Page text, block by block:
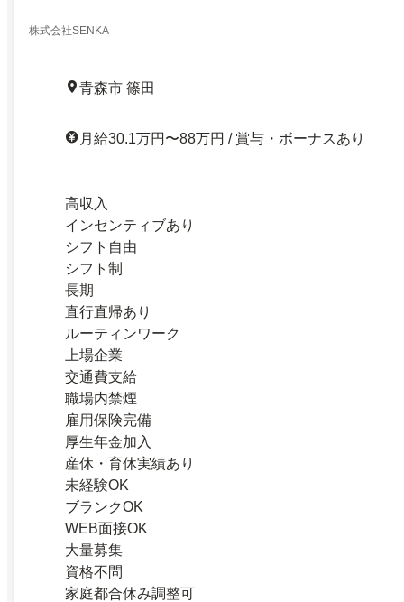
株式会社SENKA
青森市 篠田
月給30.1万円〜88万円 / 賞与・ボーナスあり
高収入
インセンティブあり
シフト自由
シフト制
長期
直行直帰あり
ルーティンワーク
上場企業
交通費支給
職場内禁煙
雇用保険完備
厚生年金加入
産休・育休実績あり
未経験OK
ブランクOK
WEB面接OK
大量募集
資格不問
家庭都合休み調整可